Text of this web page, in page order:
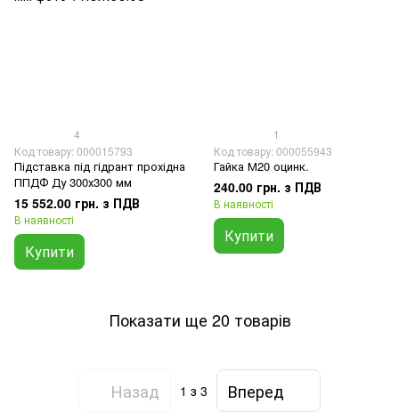
4
Код товару: 000015793
Підставка під гідрант прохідна
ППДФ Ду 300х300 мм
15 552.00 грн. з ПДВ
В наявності
Купити
1
Код товару: 000055943
Гайка М20 оцинк.
240.00 грн. з ПДВ
В наявності
Купити
Показати ще 20 товарів
Назад 1 з 3
Вперед